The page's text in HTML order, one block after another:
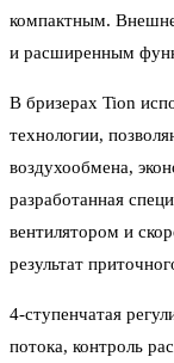
компактным.
и расширенным
В бризерах Tion
технологии,
воздухообмена,
разработанная
вентилятором и
результат
4-ступенчатая
потока, контроль